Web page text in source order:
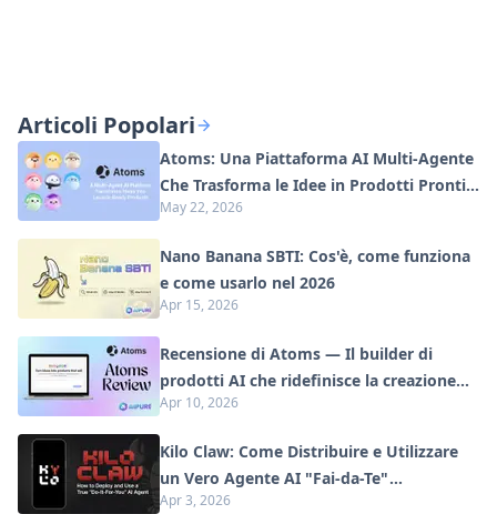
Articoli Popolari
Atoms: Una Piattaforma AI Multi-Agente
Che Trasforma le Idee in Prodotti Pronti
al Lancio
May 22, 2026
Nano Banana SBTI: Cos'è, come funziona
e come usarlo nel 2026
Apr 15, 2026
Recensione di Atoms — Il builder di
prodotti AI che ridefinisce la creazione
digitale nel 2026
Apr 10, 2026
Kilo Claw: Come Distribuire e Utilizzare
un Vero Agente AI "Fai-da-Te"
(Aggiornamento 2026)
Apr 3, 2026